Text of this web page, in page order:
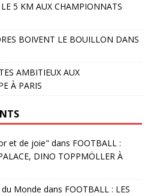
5 KM AUX CHAMPIONNATS
BOIVENT LE BOUILLON DANS
AMBITIEUX AUX
À PARIS
et de joie" dans FOOTBALL :
DINO TOPPMÖLLER À
du Monde dans FOOTBALL : LES